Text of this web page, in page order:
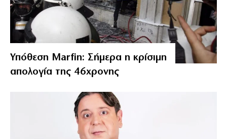
Υπόθεση Marfin: Σήμερα η κρίσιμη
απολογία της 46χρονης